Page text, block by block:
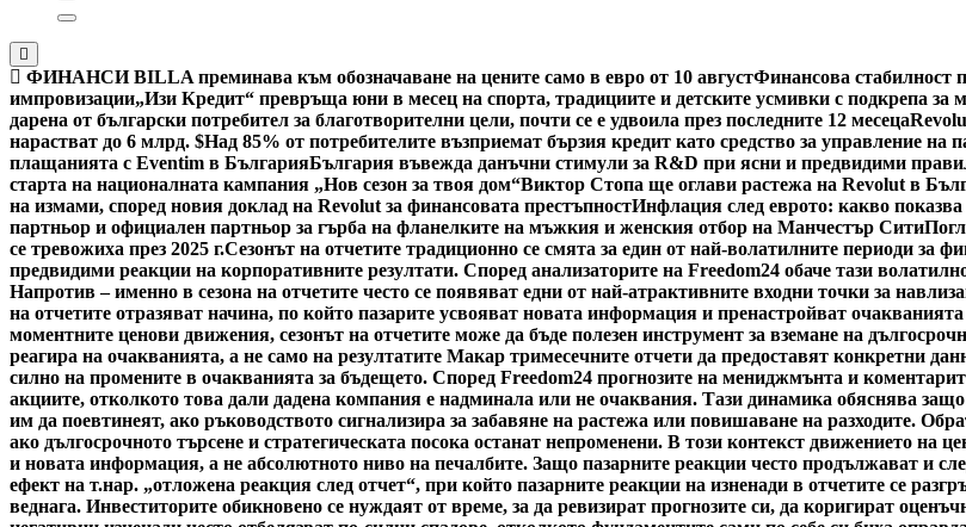
ФИНАНСИ BILLA преминава към обозначаване на цените само в евро от 10 августФинансова стабилност
импровизации„Изи Кредит“ превръща юни в месец на спорта, традициите и детските усмивки с подкрепа за
дарена от български потребител за благотворителни цели, почти се е удвоила през последните 12 месеца
нарастват до 6 млрд. $Над 85% от потребителите възприемат бързия кредит като средство за управление на
плащанията с Eventim в БългарияБългария въвежда данъчни стимули за R&D при ясни и предвидими
старта на националната кампания „Нов сезон за твоя дом“Виктор Стопа ще оглави растежа на Revolut в
на измами, според новия доклад на Revolut за финансовата престъпностИнфлация след еврото: какво
партньор и официален партньор за гърба на фланелките на мъжкия и женския отбор на Манчестър Сити
се тревожиха през 2025 г.Сезонът на отчетите традиционно се смята за един от най-волатилните периоди за
предвидими реакции на корпоративните резултати. Според анализаторите на Freedom24 обаче тази
Напротив – именно в сезона на отчетите често се появяват едни от най-атрактивните входни точки за
на отчетите отразяват начина, по който пазарите усвояват новата информация и пренастройват
моментните ценови движения, сезонът на отчетите може да бъде полезен инструмент за вземане на
реагира на очакванията, а не само на резултатите Макар тримесечните отчети да предоставят конкретни
силно на промените в очакванията за бъдещето. Според Freedom24 прогнозите на мениджмънта и
акциите, отколкото това дали дадена компания е надминала или не очаквания. Тази динамика обяснява
им да поевтинеят, ако ръководството сигнализира за забавяне на растежа или повишаване на разходите.
ако дългосрочното търсене и стратегическата посока останат непроменени. В този контекст движението на
и новата информация, а не абсолютното ниво на печалбите. Защо пазарните реакции често продължават и
ефект на т.нар. „отложена реакция след отчет“, при който пазарните реакции на изненади в отчетите се
веднага. Инвеститорите обикновено се нуждаят от време, за да ревизират прогнозите си, да коригират